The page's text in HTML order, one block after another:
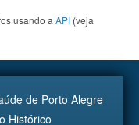
usando a API (veja
de Porto Alegre
Histórico